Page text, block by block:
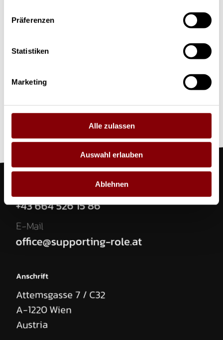
Präferenzen
Statistiken
Marketing
Alle zulassen
Auswahl erlauben
Ablehnen
+43 664 526 15 86
E-Mail
office@supporting-role.at
Anschrift
Attemsgasse 7 / C32
A-1220Wien
Austria